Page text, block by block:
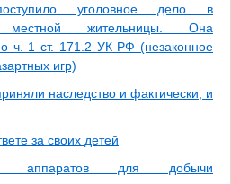
уголовное дело в
местной жительницы. Она
ч. 1 ст. 171.2 УК РФ (незаконное
игр)
наследство и фактически, и
за своих детей
аппаратов для добычи